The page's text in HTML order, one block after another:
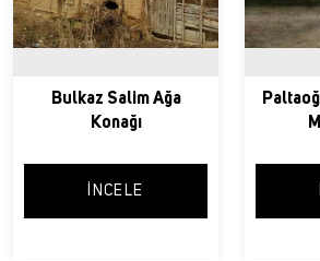
Bulkaz Salim Ağa
Konağı
İNCELE